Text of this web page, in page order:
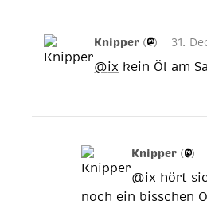
Knipper ( ) 31.
@ix kein Öl am
Knipper ( )
@ix hört
noch ein bisschen